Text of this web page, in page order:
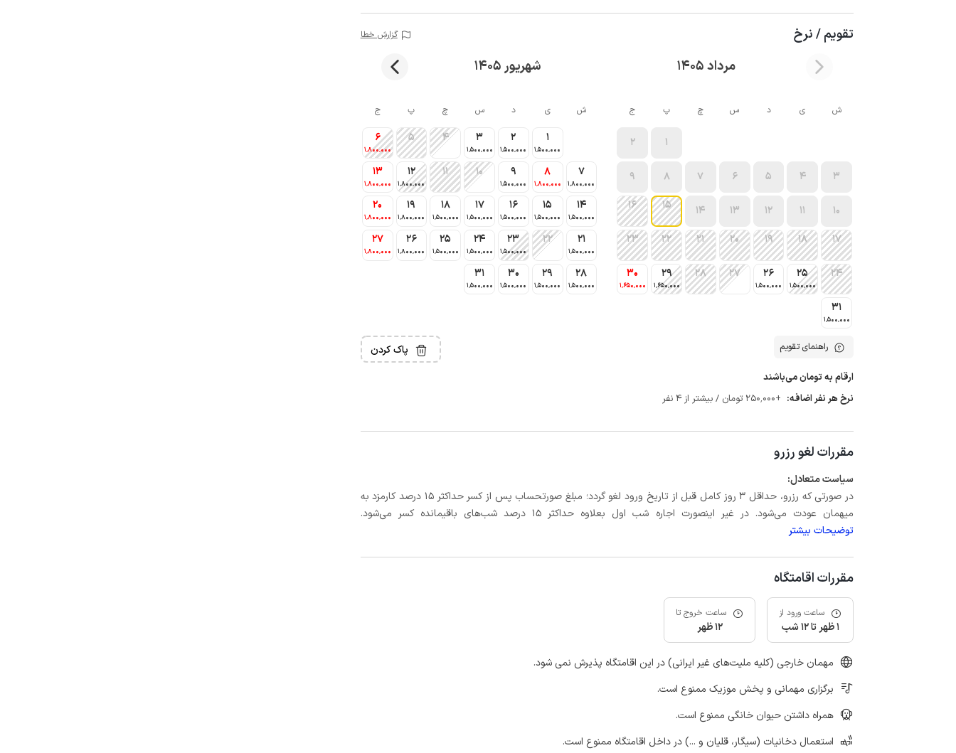
تقویم / نرخ گزارش خطا
مرداد 1405 شهریور 1405
ش ی د س چ پ ج
1
2
3
4
5
6
7
8
9
10
11
12
13
14
15
16
17
18
19
20
21
22
23
24
25
1٬500٬000
26
1٬500٬000
27
28
29
1٬650٬000
30
1٬650٬000
31
1٬500٬000
ش ی د س چ پ ج
1
1٬500٬000
2
1٬500٬000
3
1٬500٬000
4
5
6
1٬800٬000
7
1٬800٬000
8
1٬800٬000
9
1٬500٬000
10
11
12
1٬800٬000
13
1٬800٬000
14
1٬500٬000
15
1٬500٬000
16
1٬500٬000
17
1٬500٬000
18
1٬500٬000
19
1٬800٬000
20
1٬800٬000
21
1٬500٬000
22
23
1٬500٬000
24
1٬500٬000
25
1٬500٬000
26
1٬800٬000
27
1٬800٬000
28
1٬500٬000
29
1٬500٬000
30
1٬500٬000
31
1٬500٬000
راهنمای تقویم پاک کردن
ارقام به تومان می‌باشند
نرخ هر نفر اضافه: +250٬000 تومان / بیشتر از 4 نفر
مقررات لغو رزرو
سیاست متعادل:
در صورتی که رزرو، حداقل 3 روز کامل قبل از تاریخ ورود لغو گردد؛ مبلغ صورتحساب پس از کسر حداکثر 15 درصد کارمزد به
میهمان عودت می‌شود. در غیر اینصورت اجاره شب اول بعلاوه حداکثر 15 درصد شب‌های باقیمانده کسر می‌شود.
توضیحات بیشتر
مقررات اقامتگاه
ساعت ورود از
1 ظهر تا 12 شب
ساعت خروج تا
12 ظهر
مهمان خارجی (کلیه ملیت‌های غیر ایرانی) در این اقامتگاه پذیرش نمی شود.
برگزاری مهمانی و پخش موزیک ممنوع است.
همراه داشتن حیوان خانگی ممنوع است.
استعمال دخانیات (سیگار، قلیان و ...) در داخل اقامتگاه ممنوع است.